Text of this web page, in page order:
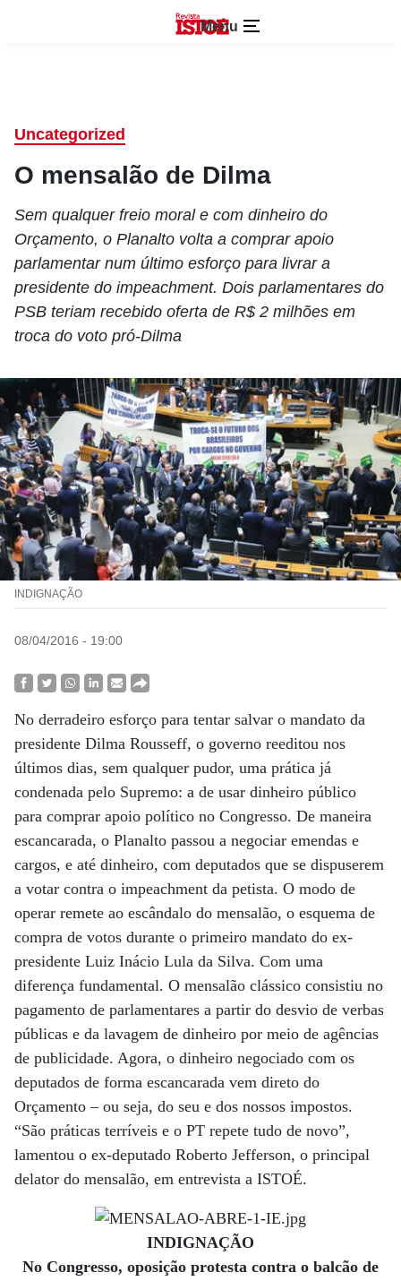
Menu
Uncategorized
O mensalão de Dilma
Sem qualquer freio moral e com dinheiro do
Orçamento, o Planalto volta a comprar apoio
parlamentar num último esforço para livrar a
presidente do impeachment. Dois parlamentares do
PSB teriam recebido oferta de R$ 2 milhões em
troca do voto pró-Dilma
INDIGNAÇÃO
08/04/2016 - 19:00
No derradeiro esforço para tentar salvar o mandato da
presidente Dilma Rousseff, o governo reeditou nos
últimos dias, sem qualquer pudor, uma prática já
condenada pelo Supremo: a de usar dinheiro público
para comprar apoio político no Congresso. De maneira
escancarada, o Planalto passou a negociar emendas e
cargos, e até dinheiro, com deputados que se dispuserem
a votar contra o impeachment da petista. O modo de
operar remete ao escândalo do mensalão, o esquema de
compra de votos durante o primeiro mandato do ex-
presidente Luiz Inácio Lula da Silva. Com uma
diferença fundamental. O mensalão clássico consistiu no
pagamento de parlamentares a partir do desvio de verbas
públicas e da lavagem de dinheiro por meio de agências
de publicidade. Agora, o dinheiro negociado com os
deputados de forma escancarada vem direto do
Orçamento – ou seja, do seu e dos nossos impostos.
“São práticas terríveis e o PT repete tudo de novo”,
lamentou o ex-deputado Roberto Jefferson, o principal
delator do mensalão, em entrevista a ISTOÉ.
INDIGNAÇÃO
No Congresso, oposição protesta contra o balcão de